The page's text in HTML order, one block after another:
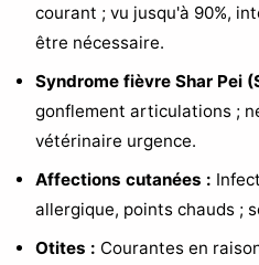
courant ; vu jusqu'à 90%,
être nécessaire.
Syndrome fièvre Shar Pei
gonflement articulations ;
vétérinaire urgence.
Affections cutanées :
allergique, points chauds ;
Otites : Courantes en